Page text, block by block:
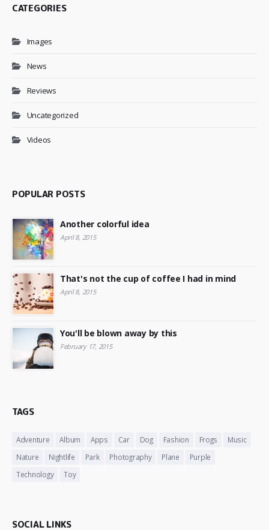
CATEGORIES
Images
News
Reviews
Uncategorized
Videos
POPULAR POSTS
Another colorful idea
April 8, 2015
That's not the cup of coffee I had in mind
April 8, 2015
You'll be blown away by this
February 17, 2015
TAGS
Adventure Album Apps Car Dog Fashion Frogs
Music
Nature
Nightlife Park Photography Plane
Purple
Technology
Toy
SOCIAL LINKS